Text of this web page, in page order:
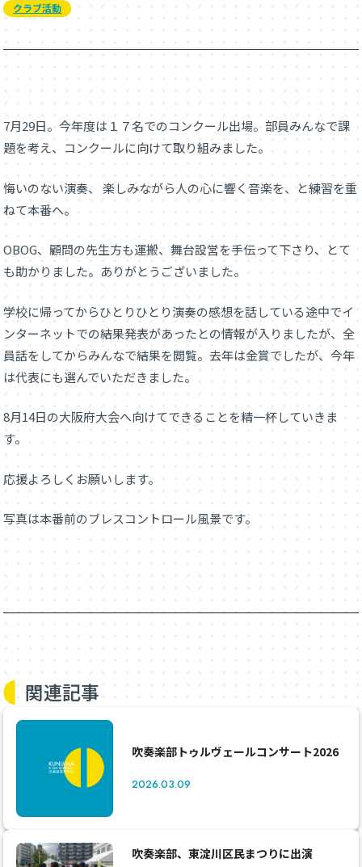
クラブ活動
7月29日。今年度は１７名でのコンクール出場。部員みんなで課
題を考え、コンクールに向けて取り組みました。
悔いのない演奏、 楽しみながら人の心に響く音楽を、と練習を重
ねて本番へ。
OBOG、顧問の先生方も運搬、舞台設営を手伝って下さり、とて
も助かりました。ありがとうございました。
学校に帰ってからひとりひとり演奏の感想を話している途中でイ
ンターネットでの結果発表があったとの情報が入りましたが、全
員話をしてからみんなで結果を閲覧。去年は金賞でしたが、今年
は代表にも選んでいただきました。
8月14日の大阪府大会へ向けてできることを精一杯していきま
す。
応援よろしくお願いします。
写真は本番前のブレスコントロール風景です。
関連記事
吹奏楽部トゥルヴェールコンサート2026
2026.03.09
吹奏楽部、東淀川区民まつりに出演